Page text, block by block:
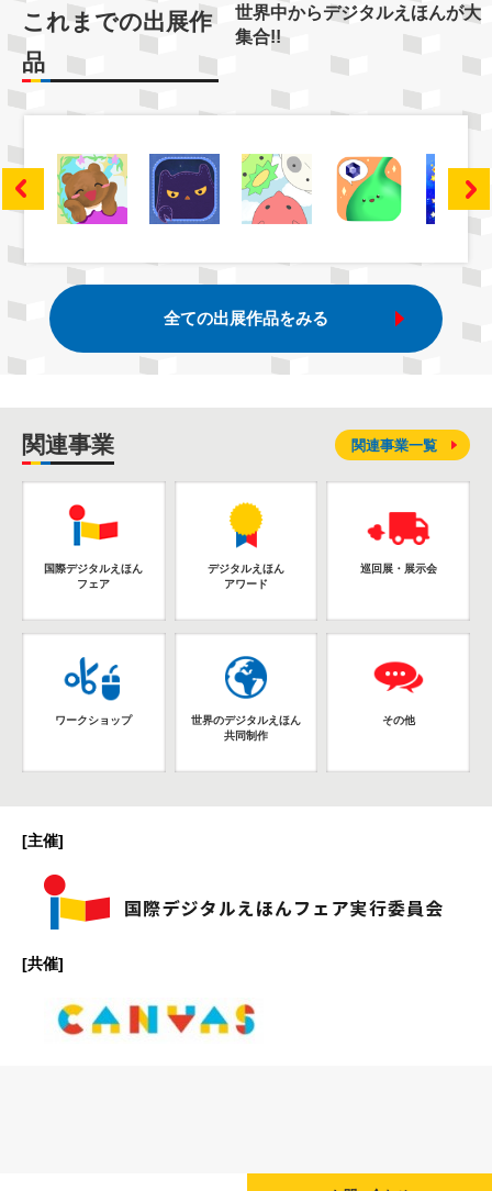
これまでの出展作
品
世界中からデジタルえほんが大
集合!!
全ての出展作品をみる
関連事業
国際デジタルえほん
フェア
デジタルえほん
アワード
巡回展・展示会
ワークショップ
世界のデジタルえほん
共同制作
その他
関連事業一覧
[主催]
[共催]